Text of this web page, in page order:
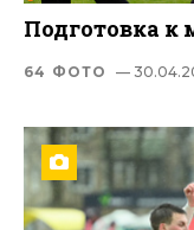
Подготовка к
64 ФОТО —